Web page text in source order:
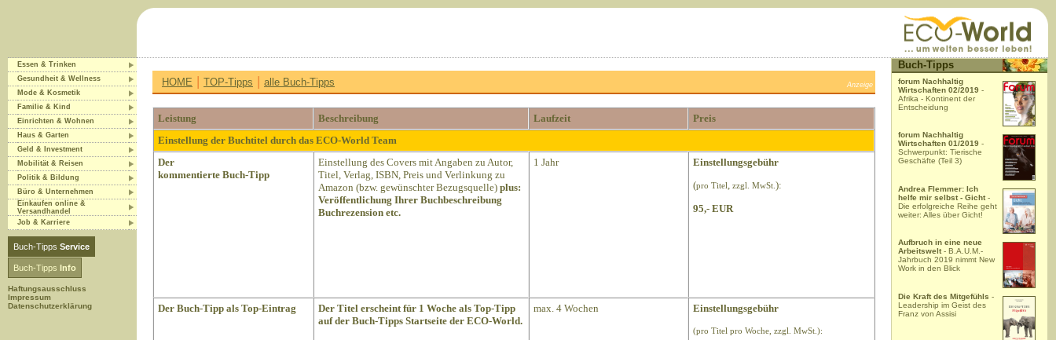
Essen & Trinken
Gesundheit & Wellness
Mode & Kosmetik
Familie & Kind
Einrichten & Wohnen
Haus & Garten
Geld & Investment
Mobilität & Reisen
Politik & Bildung
Büro & Unternehmen
Einkaufen online &
Versandhandel
Job & Karriere
Buch-Tipps Service
Buch-Tipps Info
Haftungsausschluss
Impressum
Datenschutzerklärung
HOME | TOP-Tipps | alle Buch-Tipps Anzeige
Leistung Beschreibung Laufzeit
Preis
Einstellung der Buchtitel durch das ECO-World Team
Der
kommentierte Buch-Tipp
Einstellung des Covers mit Angaben zu Autor,
Titel, Verlag, ISBN, Preis und Verlinkung zu
Amazon (bzw. gewünschter Bezugsquelle) plus:
Veröffentlichung Ihrer Buchbeschreibung
Buchrezension etc.
1 Jahr
Einstellungsgebühr
(pro Titel, zzgl. MwSt. ):
95,- EUR
Der Buch-Tipp als Top-Eintrag
Der Titel erscheint für 1 Woche als Top-Tipp
auf der Buch-Tipps Startseite der ECO-World.
max. 4 Wochen Einstellungsgebühr
(pro Titel pro Woche, zzgl. MwSt.):
Buch-Tipps
forum Nachhaltig
Wirtschaften 02/2019 -
Afrika - Kontinent der
Entscheidung
forum Nachhaltig
Wirtschaften 01/2019 -
Schwerpunkt: Tierische
Geschäfte (Teil 3)
Andrea Flemmer: Ich
helfe mir selbst - Gicht -
Die erfolgreiche Reihe geht
weiter: Alles über Gicht!
Aufbruch in eine neue
Arbeitswelt - B.A.U.M.-
Jahrbuch 2019 nimmt New
Work in den Blick
Die Kraft des Mitgefühls -
Leadership im Geist des
Franz von Assisi